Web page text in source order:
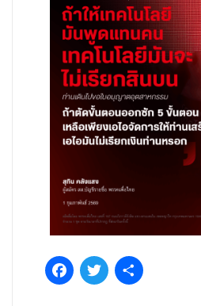
FacebookTwitter